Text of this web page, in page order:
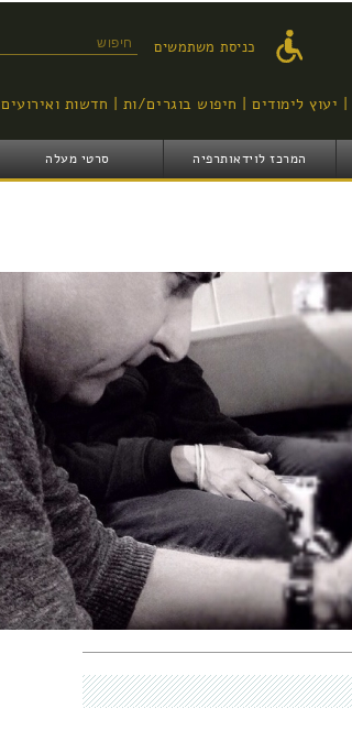
העיקרי
טופס חיפוש כניסת משתמשים
יעוץ לימודים חיפוש בוגרים/ות חדשות ואירועים
המרכז לוידאותרפיה סרטי מעלה